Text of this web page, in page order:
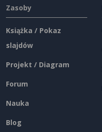
Zasoby
Książka / Pokaz
slajdów
Projekt / Diagram
Forum
Nauka
Blog